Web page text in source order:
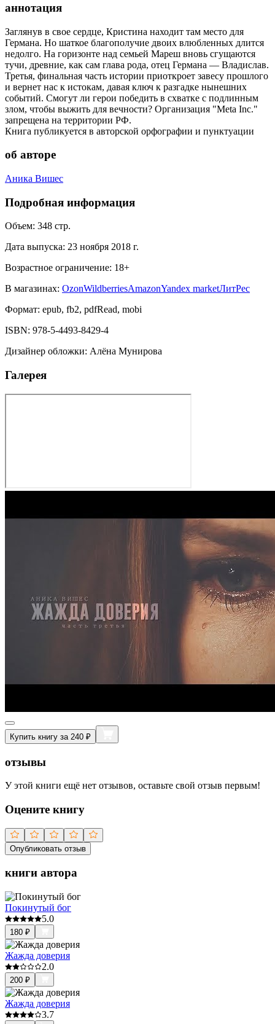
аннотация
Заглянув в свое сердце, Кристина находит там место для
Германа. Но шаткое благополучие двоих влюбленных длится
недолго. На горизонте над семьей Мареш вновь сгущаются
тучи, древние, как сам глава рода, отец Германа — Владислав.
Третья, финальная часть истории приоткроет завесу прошлого
и вернет нас к истокам, давая ключ к разгадке нынешних
событий. Смогут ли герои победить в схватке с подлинным
злом, чтобы выжить для вечности? Организация "Meta Inc."
запрещена на территории РФ.
Книга публикуется в авторской орфографии и пунктуации
об авторе
Аника Вишес
Подробная информация
Объем: 348 стр.
Дата выпуска: 23 ноября 2018 г.
Возрастное ограничение: 18+
В магазинах: OzonWildberriesAmazonYandex marketЛитРес
Формат: epub, fb2, pdfRead, mobi
ISBN: 978-5-4493-8429-4
Дизайнер обложки: Алёна Мунирова
Галерея
Купить книгу за 240 ₽
отзывы
У этой книги ещё нет отзывов, оставьте свой отзыв первым!
Оцените книгу
Опубликовать отзыв
книги автора
Покинутый бог
5.0
180 ₽
Жажда доверия
2.0
200 ₽
Жажда доверия
3.7